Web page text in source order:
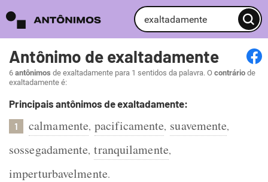
Antônimo de exaltadamente
6 antônimos de exaltadamente para 1 sentidos da palavra. O contrário de
exaltadamente é:
Principais antônimos de exaltadamente:
1 calmamente, pacificamente, suavemente,
sossegadamente, tranquilamente,
imperturbavelmente.